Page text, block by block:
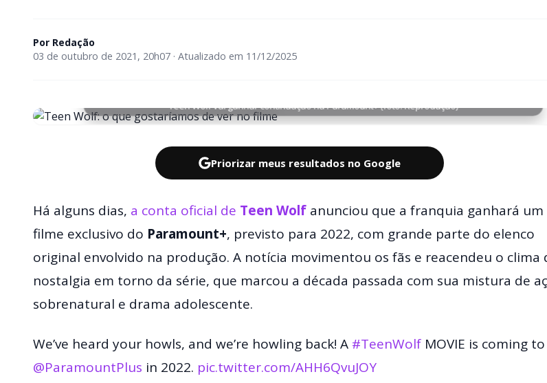
Por Redação
03 de outubro de 2021, 20h07 · Atualizado em 11/12/2025
Teen Wolf vai ganhar continuação na Paramount+ (foto: Reprodução)
Priorizar meus resultados no Google
Há alguns dias, a conta oficial de Teen Wolf anunciou que a franquia ganhará um
filme exclusivo do Paramount+, previsto para 2022, com grande parte do elenco
original envolvido na produção. A notícia movimentou os fãs e reacendeu o clima
nostalgia em torno da série, que marcou a década passada com sua mistura de
sobrenatural e drama adolescente.
We’ve heard your howls, and we’re howling back! A #TeenWolf MOVIE is coming to
@ParamountPlus in 2022. pic.twitter.com/AHH6QvuJOY